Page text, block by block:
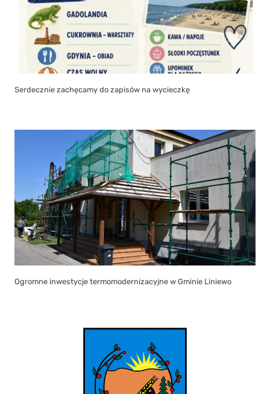
Serdecznie zachęcamy do zapisów na wycieczkę
Ogromne inwestycje termomodernizacyjne w Gminie Liniewo